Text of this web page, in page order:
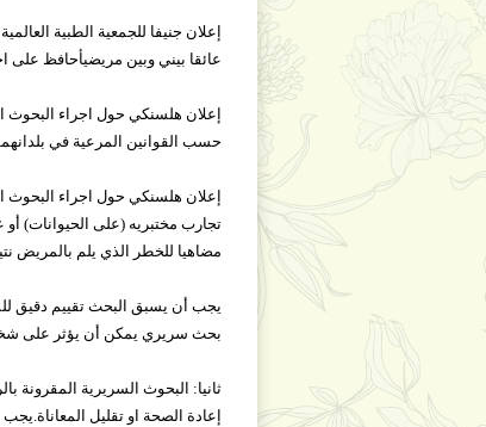
عائقا بيني وبين مريضيأحافظ على
حسب القوانين المرعية في
تجارب مختبريه (على الحيوانات)
مضاهيا للخطر الذي يلم بالمريض
يجب أن يسبق البحث تقييم دقيق
بحث سريري يمكن أن يؤثر على
ثانيا: البحوث السريرية المقرونة
إعادة الصحة او تقليل